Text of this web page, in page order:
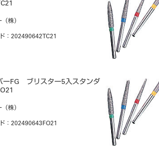
株）
：202490642TC21
ーFG ブリスター5入スタンダ
株）
：202490643FO21